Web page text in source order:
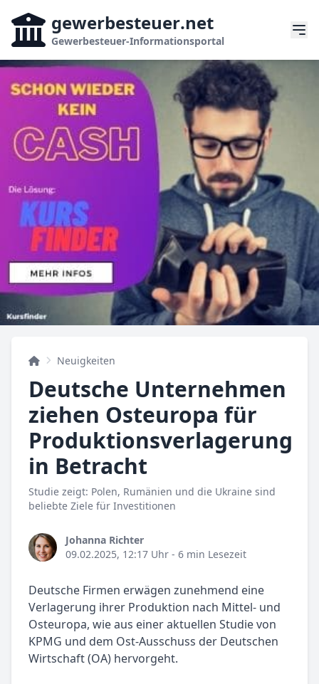
gewerbesteuer.net
Gewerbesteuer-Informationsportal
Neuigkeiten
Deutsche Unternehmen
ziehen Osteuropa für
Produktionsverlagerung
in Betracht
Studie zeigt: Polen, Rumänien und die Ukraine sind
beliebte Ziele für Investitionen
Johanna Richter
09.02.2025, 12:17 Uhr - 6 min Lesezeit
Deutsche Firmen erwägen zunehmend eine
Verlagerung ihrer Produktion nach Mittel- und
Osteuropa, wie aus einer aktuellen Studie von
KPMG und dem Ost-Ausschuss der Deutschen
Wirtschaft (OA) hervorgeht.